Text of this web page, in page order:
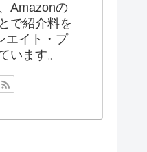
Amazonの
で紹介料を
エイト・プ
います。